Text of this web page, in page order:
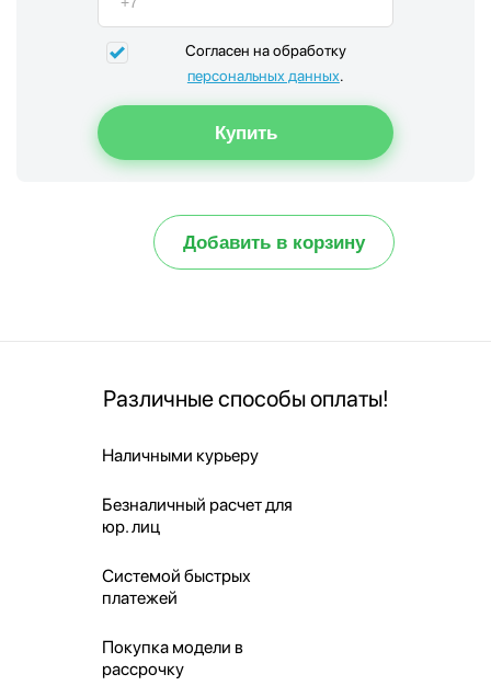
Согласен на обработку
персональных данных.
Добавить в корзину
Различные способы оплаты!
Наличными курьеру
Безналичный расчет для
юр. лиц
Системой быстрых
платежей
Покупка модели в
рассрочку